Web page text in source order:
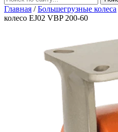
Главная /Большегрузные колеса
колесо EJ02 VBP 200-60